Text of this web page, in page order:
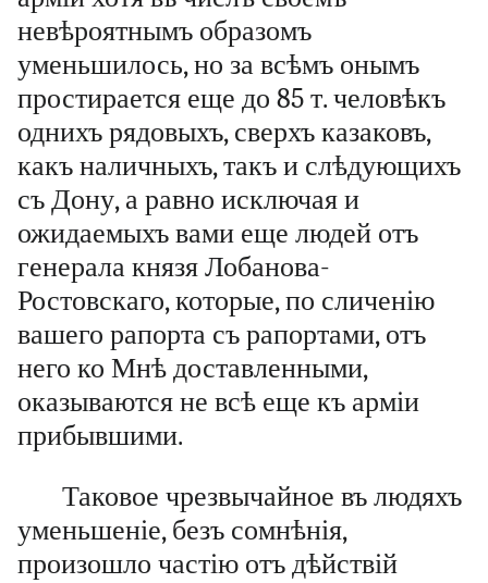
невѣроятнымъ образомъ
уменьшилось, но за всѣмъ онымъ
простирается еще до 85 т. человѣкъ
однихъ рядовыхъ, сверхъ казаковъ,
какъ наличныхъ, такъ и слѣдующихъ
съ Дону, а равно исключая и
ожидаемыхъ вами еще людей отъ
генерала князя Лобанова-
Ростовскаго, которые, по сличенію
вашего рапорта съ рапортами, отъ
него ко Мнѣ доставленными,
оказываются не всѣ еще къ арміи
прибывшими.
Таковое чрезвычайное въ людяхъ
уменьшеніе, безъ сомнѣнія,
произошло частію отъ дѣйствій